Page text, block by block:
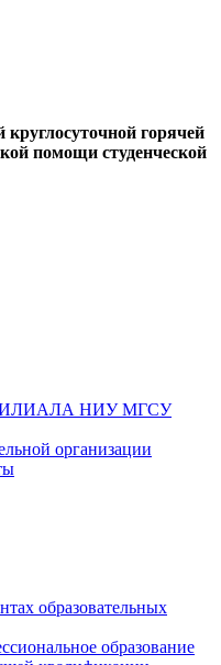
горячей
помощи студенческой
НИУ МГСУ
организации
образовательных
образование